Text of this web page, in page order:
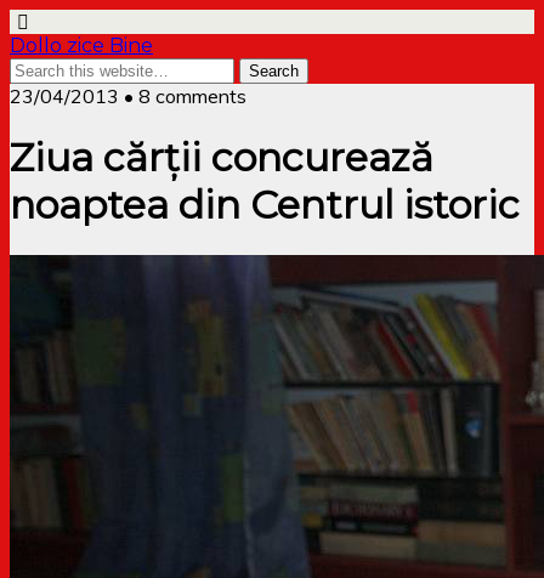
Dollo zice Bine
23/04/2013 • 8 comments
Ziua cărții concurează
noaptea din Centrul istoric